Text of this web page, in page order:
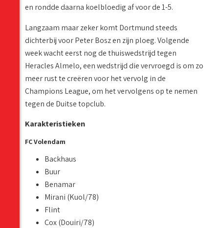
en rondde daarna koelbloedig af voor de 1-5.
Langzaam maar zeker komt Dortmund steeds
dichterbij voor Peter Bosz en zijn ploeg. Volgende
week wacht eerst nog de thuiswedstrijd tegen
Heracles Almelo, een wedstrijd die vervroegd is om zo
meer rust te creëren voor het vervolg in de
Champions League, om het vervolgens op te nemen
tegen de Duitse topclub.
Karakteristieken
FC Volendam
Backhaus
Buur
Benamar
Mirani (Kuol/78)
Flint
Cox (Douiri/78)